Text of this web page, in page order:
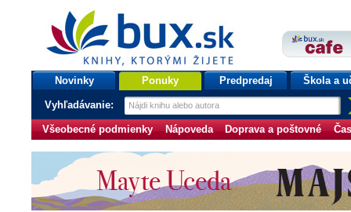
bux.sk
knihy, ktorými žijete
Úvodná stránka
Novinky Ponuky Predpredaj Škola a
Vyhľadávanie:
Všeobecné podmienky Nápoveda Doprava a poštovné